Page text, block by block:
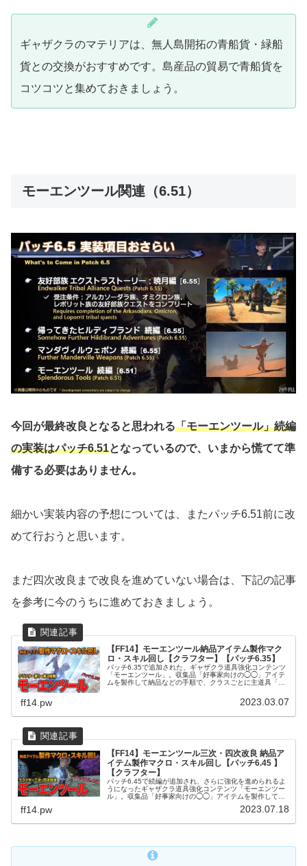
ギャザクラのマテリアは、無人島開拓の青船貨・緑船
貨との交換がおすすめです。島産品の貿易で青船貨を
コツコツと集めておきましょう。
モーエンツール関連（6.51）
今回が最終改良となると思われる「モーエンツール」続編
の実装はパッチ6.51となっているので、いまから慌てて準
備する必要はありません。
細かい実装内容の予想については、またパッチ6.51前に改
めて行おうと思います。
まだ四次改良まで改良を進めていない場合は、下記の記事
を参考に今のうちに進めておきましょう。
【FF14】モーエンツール納品アイテム製作マク
ロ・スキル回し【クラフター】【パッチ6.35】
パッチ6.35で追加された、ギャザクラ道具強化コンテンツ
「モーエンツール」。収集品「好事家向けの◯◯」アイテ
ムを製作して納品などの手順で、クラスごとに主道具「モ
ff14.pw 2023.03.07
【FF14】モーエンツール三次・四次改良 納品ア
イテム製作マクロ・スキル回し【パッチ6.45 】
【クラフター】
パッチ6.45で続編が追加され、さらに強化を進められるよ
うになったギャザクラ道具強化コンテンツ「モーエンツー
ル」。収集品「好事家向けの◯◯」アイテムを製作して納
ff14.pw 2023.07.18